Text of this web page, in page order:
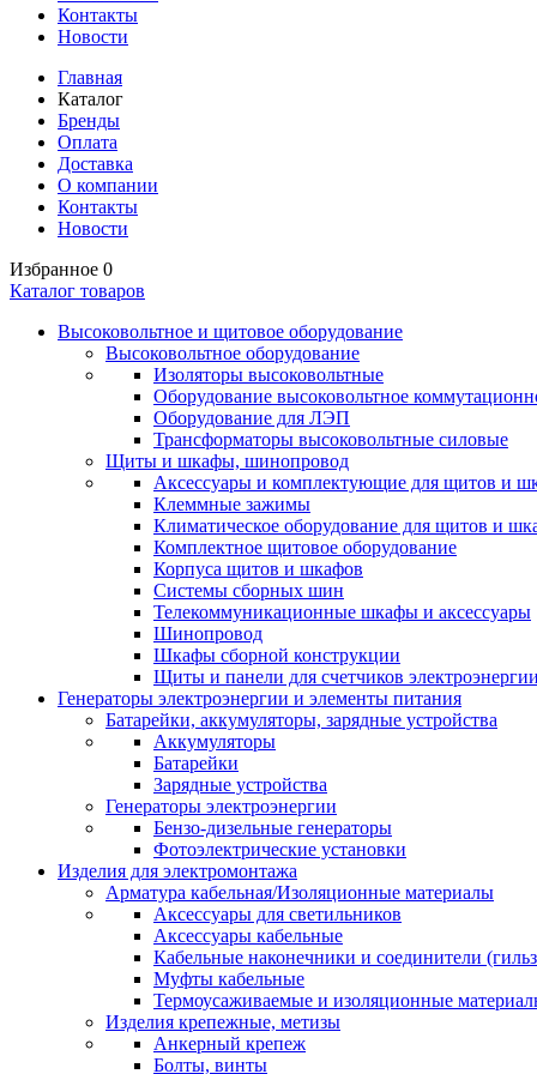
Контакты
Новости
Главная
Каталог
Бренды
Оплата
Доставка
О компании
Контакты
Новости
Избранное 0
Каталог товаров
Высоковольтное и щитовое оборудование
Высоковольтное оборудование
Изоляторы высоковольтные
Оборудование высоковольтное
Оборудование для ЛЭП
Трансформаторы высоковольтные силовые
Щиты и шкафы, шинопровод
Аксессуары и комплектующие для щитов и
Клеммные зажимы
Климатическое оборудование для щитов и
Комплектное щитовое оборудование
Корпуса щитов и шкафов
Системы сборных шин
Телекоммуникационные шкафы и аксессуары
Шинопровод
Шкафы сборной конструкции
Щиты и панели для счетчиков электроэнергии
Генераторы электроэнергии и элементы питания
Батарейки, аккумуляторы, зарядные устройства
Аккумуляторы
Батарейки
Зарядные устройства
Генераторы электроэнергии
Бензо-дизельные генераторы
Фотоэлектрические установки
Изделия для электромонтажа
Арматура кабельная/Изоляционные материалы
Аксессуары для светильников
Аксессуары кабельные
Кабельные наконечники и соединители
Муфты кабельные
Термоусаживаемые и изоляционные
Изделия крепежные, метизы
Анкерный крепеж
Болты, винты